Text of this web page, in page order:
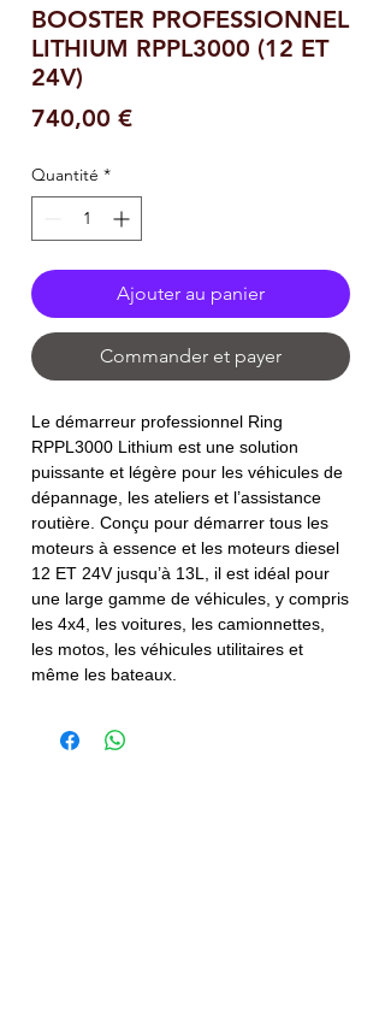
BOOSTER PROFESSIONNEL
LITHIUM RPPL3000 (12 ET
24V)
740,00 €Prix
Quantité *
Ajouter au panier
Commander et payer
Le démarreur professionnel Ring
RPPL3000 Lithium est une solution
puissante et légère pour les véhicules de
dépannage, les ateliers et l’assistance
routière. Conçu pour démarrer tous les
moteurs à essence et les moteurs diesel
12 ET 24V jusqu’à 13L, il est idéal pour
une large gamme de véhicules, y compris
les 4x4, les voitures, les camionnettes,
les motos, les véhicules utilitaires et
même les bateaux.